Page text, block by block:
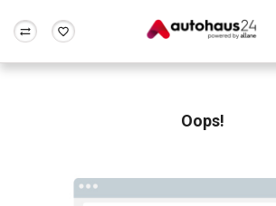
Rund um die Inzahlungnahme
Oops!